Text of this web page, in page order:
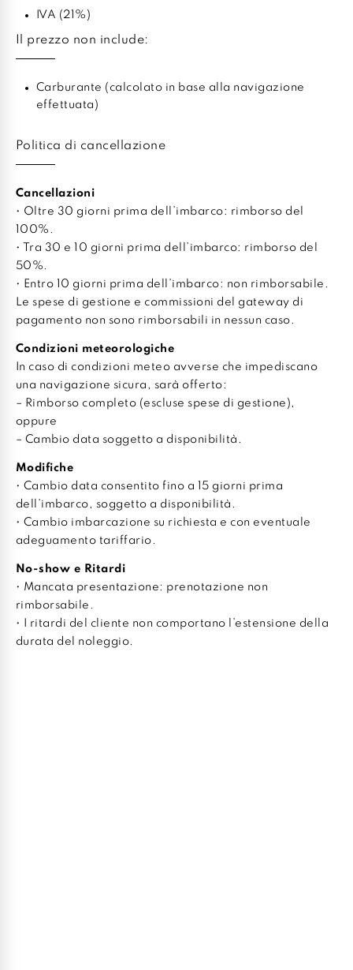
IVA (21%)
Il prezzo non include:
Carburante (calcolato in base alla navigazione
effettuata)
Politica di cancellazione
Cancellazioni
• Oltre 30 giorni prima dell’imbarco: rimborso del
100%.
• Tra 30 e 10 giorni prima dell’imbarco: rimborso del
50%.
• Entro 10 giorni prima dell’imbarco: non rimborsabile.
Le spese di gestione e commissioni del gateway di
pagamento non sono rimborsabili in nessun caso.
Condizioni meteorologiche
In caso di condizioni meteo avverse che impediscano
una navigazione sicura, sarà offerto:
– Rimborso completo (escluse spese di gestione),
oppure
– Cambio data soggetto a disponibilità.
Modifiche
• Cambio data consentito fino a 15 giorni prima
dell’imbarco, soggetto a disponibilità.
• Cambio imbarcazione su richiesta e con eventuale
adeguamento tariffario.
No-show e Ritardi
• Mancata presentazione: prenotazione non
rimborsabile.
• I ritardi del cliente non comportano l’estensione della
durata del noleggio.